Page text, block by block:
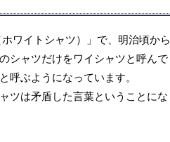
ワイトシャツ）」で、明治頃から
シャツだけをワイシャツと呼んで
呼ぶようになっています。
ツは矛盾した言葉ということにな